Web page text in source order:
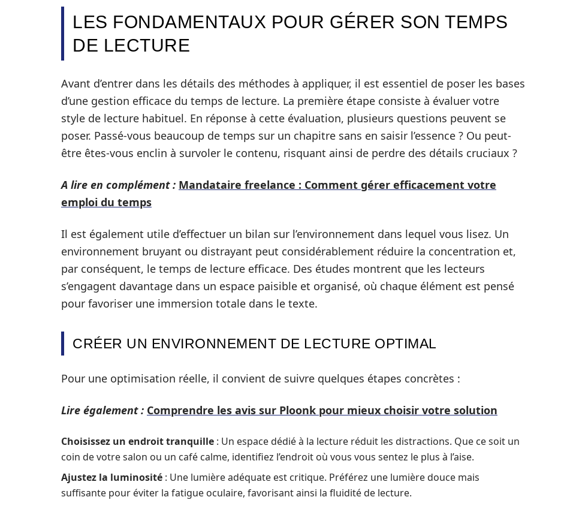
LES FONDAMENTAUX POUR GÉRER SON TEMPS
DE LECTURE
Avant d’entrer dans les détails des méthodes à appliquer, il est essentiel de poser les bases
d’une gestion efficace du temps de lecture. La première étape consiste à évaluer votre
style de lecture habituel. En réponse à cette évaluation, plusieurs questions peuvent se
poser. Passé-vous beaucoup de temps sur un chapitre sans en saisir l’essence ? Ou peut-
être êtes-vous enclin à survoler le contenu, risquant ainsi de perdre des détails cruciaux ?
A lire en complément : Mandataire freelance : Comment gérer efficacement votre
emploi du temps
Il est également utile d’effectuer un bilan sur l’environnement dans lequel vous lisez. Un
environnement bruyant ou distrayant peut considérablement réduire la concentration et,
par conséquent, le temps de lecture efficace. Des études montrent que les lecteurs
s’engagent davantage dans un espace paisible et organisé, où chaque élément est pensé
pour favoriser une immersion totale dans le texte.
CRÉER UN ENVIRONNEMENT DE LECTURE OPTIMAL
Pour une optimisation réelle, il convient de suivre quelques étapes concrètes :
Lire également : Comprendre les avis sur Ploonk pour mieux choisir votre solution
Choisissez un endroit tranquille : Un espace dédié à la lecture réduit les distractions. Que ce soit un
coin de votre salon ou un café calme, identifiez l’endroit où vous vous sentez le plus à l’aise.
Ajustez la luminosité : Une lumière adéquate est critique. Préférez une lumière douce mais
suffisante pour éviter la fatigue oculaire, favorisant ainsi la fluidité de lecture.